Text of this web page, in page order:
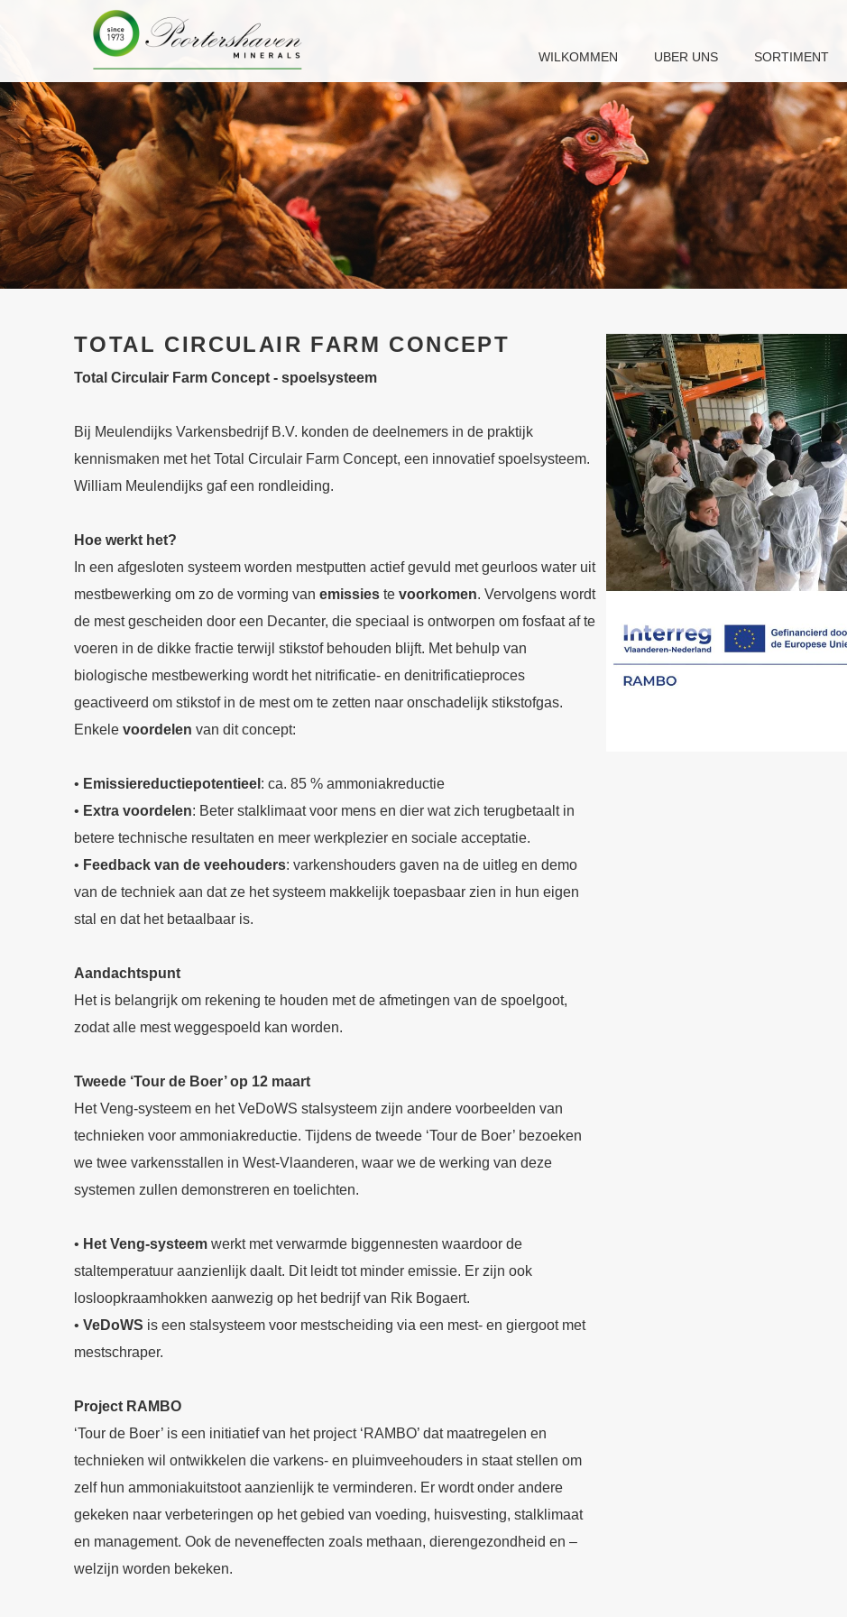
WILKOMMEN UBER UNS SORTIMENT
TOTAL CIRCULAIR FARM CONCEPT
Total Circulair Farm Concept - spoelsysteem
Bij Meulendijks Varkensbedrijf B.V. konden de deelnemers in de praktijk
kennismaken met het Total Circulair Farm Concept, een innovatief spoelsysteem.
William Meulendijks gaf een rondleiding.
Hoe werkt het?
In een afgesloten systeem worden mestputten actief gevuld met geurloos water uit
mestbewerking om zo de vorming van emissies te voorkomen. Vervolgens wordt
de mest gescheiden door een Decanter, die speciaal is ontworpen om fosfaat af te
voeren in de dikke fractie terwijl stikstof behouden blijft. Met behulp van
biologische mestbewerking wordt het nitrificatie- en denitrificatieproces
geactiveerd om stikstof in de mest om te zetten naar onschadelijk stikstofgas.
Enkele voordelen van dit concept:
• Emissiereductiepotentieel : ca. 85 % ammoniakreductie
• Extra voordelen: Beter stalklimaat voor mens en dier wat zich terugbetaalt in
betere technische resultaten en meer werkplezier en sociale acceptatie.
• Feedback van de veehouders: varkenshouders gaven na de uitleg en demo
van de techniek aan dat ze het systeem makkelijk toepasbaar zien in hun eigen
stal en dat het betaalbaar is.
Aandachtspunt
Het is belangrijk om rekening te houden met de afmetingen van de spoelgoot,
zodat alle mest weggespoeld kan worden.
Tweede ‘Tour de Boer’ op 12 maart
Het Veng-systeem en het VeDoWS stalsysteem zijn andere voorbeelden van
technieken voor ammoniakreductie. Tijdens de tweede ‘Tour de Boer’ bezoeken
we twee varkensstallen in West-Vlaanderen, waar we de werking van deze
systemen zullen demonstreren en toelichten.
• Het Veng-systeem werkt met verwarmde biggennesten waardoor de
staltemperatuur aanzienlijk daalt. Dit leidt tot minder emissie. Er zijn ook
losloopkraamhokken aanwezig op het bedrijf van Rik Bogaert.
• VeDoWS is een stalsysteem voor mestscheiding via een mest- en giergoot met
mestschraper.
Project RAMBO
‘Tour de Boer’ is een initiatief van het project ‘RAMBO’ dat maatregelen en
technieken wil ontwikkelen die varkens- en pluimveehouders in staat stellen om
zelf hun ammoniakuitstoot aanzienlijk te verminderen. Er wordt onder andere
gekeken naar verbeteringen op het gebied van voeding, huisvesting, stalklimaat
en management. Ook de neveneffecten zoals methaan, dierengezondheid en –
welzijn worden bekeken.